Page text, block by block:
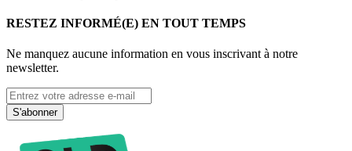
RESTEZ INFORMÉ(E) EN TOUT TEMPS
Ne manquez aucune information en vous inscrivant à notre
newsletter.
S'abonner